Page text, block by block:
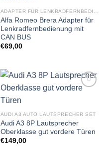
Alfa Romeo Brera Adapter für
Lenkradfernbedienung mit
CAN BUS
€69,00
AUDI A3 AUTO LAUTSPRECHER SET
Audi A3 8P Lautsprecher
Oberklasse gut vordere Türen
€149,00